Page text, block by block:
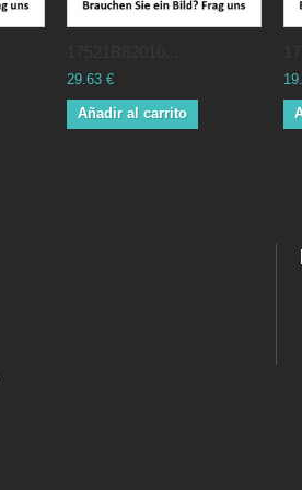
29.63 €
Añadir al carrito